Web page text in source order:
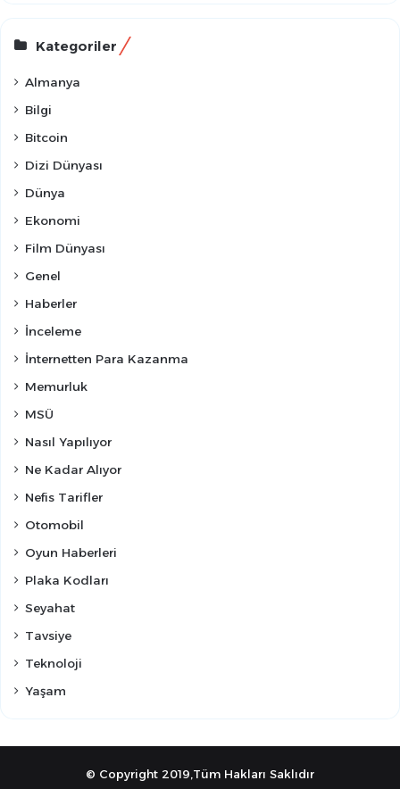
Kategoriler
Almanya
Bilgi
Bitcoin
Dizi Dünyası
Dünya
Ekonomi
Film Dünyası
Genel
Haberler
İnceleme
İnternetten Para Kazanma
Memurluk
MSÜ
Nasıl Yapılıyor
Ne Kadar Alıyor
Nefis Tarifler
Otomobil
Oyun Haberleri
Plaka Kodları
Seyahat
Tavsiye
Teknoloji
Yaşam
© Copyright 2019,Tüm Hakları Saklıdır